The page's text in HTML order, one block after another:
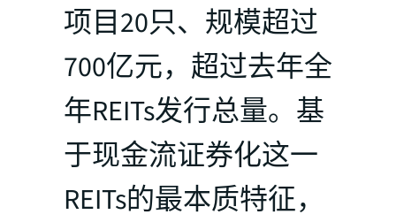
项目20只、规模超过
700亿元，超过去年全
年REITs发行总量。基
于现金流证券化这一
REITs的最本质特征，